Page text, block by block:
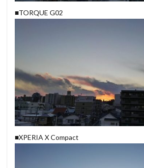
■TORQUE G02
■XPERIA X Compact